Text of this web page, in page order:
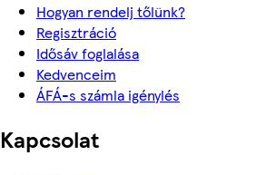
Hogyan rendelj tőlünk?
Regisztráció
Idősáv foglalása
Kedvenceim
ÁFÁ-s számla igénylés
Kapcsolat